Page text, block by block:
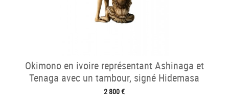
Okimono en ivoire représentant Ashinaga et
Tenaga avec un tambour, signé Hidemasa
2 800 €